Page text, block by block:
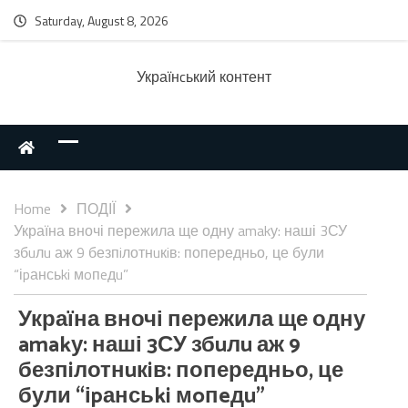
Saturday, August 8, 2026
Українcький контент
Home
ПОДІЇ
Україна вночі пережила ще одну amakу: наші 3СУ
збuлu аж 9 безпiлотнuкiв: попередньо, це були
“іpансьki мoпeдu”
Україна вночі пережила ще одну
amakу: наші 3СУ збuлu аж 9
безпiлотнuкiв: попередньо, це
були “іpансьki мoпeдu”